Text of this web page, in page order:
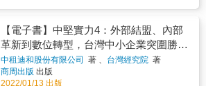
織事件始末，並加入本身及各方觀點，劇情片
兼大爆料的說故事方式相當精采，很能吸引讀
者。 2. 臺灣在今年修法，禁止電子菸在內等類
菸品，但罰則不清且罰鍰輕微。國健署資料顯
示，2018年青少年電子菸使用率4.2%，較前一
年增幅超過五成，即約有5萬7000名青少年使用
3】經營社群、強化連結 【關鍵4】明確的企業
存在意義 【本書特色】 1.一部不只為樂高迷而
寫的企業經營全紀錄 本書透過講述世界品牌樂
高的歷史、不為人知的經營危機、復甦關鍵，
分析成功企業的經營法則。面對後疫情時代新
築。在建築設計方面，林鴻明特別邀請建築師
李祖原操刀。李祖原擁有豐富的超高層大樓設
計經驗，打造出高雄八五大樓及長谷世貿大
樓，這次以蘊含文化內涵、寓意深遠的構想，
展現具東方美學韻味的獨特風貌，賦予台北一
〇一最重要的靈魂。如今，台北一〇一是國際
中小企業在不同面向上成功的經驗。 中小企業
如何數位轉型？ 成功的數位轉型需要於顧客體
驗、商業模式、營運模式、行銷與業務、輔助
功能，找到新的方式提供價值、提升效率並創
造營收。數位轉型必先釐清優先順序，不急於
【電子書】中堅實力4：外部結盟、內部
革新到數位轉型，台灣中小企業突圍勝出
的新契機
中租迪和股份有限公司 著 、 台灣經究院 著
商周出版 出版
2022/01/13 出版